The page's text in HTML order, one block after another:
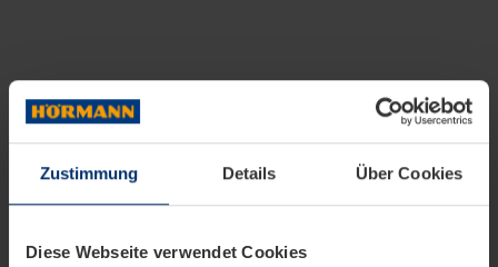
Zustimmung Details Über Cookies
Diese Webseite verwendet Cookies